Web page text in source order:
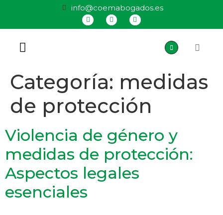
info@coemabogados.es
Categoría: medidas
de protección
Violencia de género y
medidas de protección:
Aspectos legales
esenciales